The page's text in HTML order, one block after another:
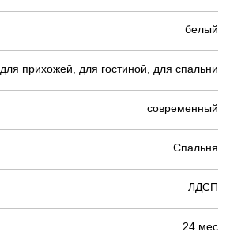
белый
для прихожей, для гостиной, для спальни
современный
Спальня
ЛДСП
24 мес